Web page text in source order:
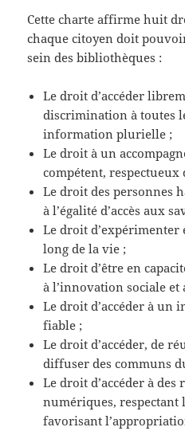
Cette charte affirme huit
chaque citoyen doit
sein des bibliothèques :
Le droit d’accéder
discrimination à toutes
information plurielle ;
Le droit à un
compétent, respectueux
Le droit des personnes
à l’égalité d’accès aux
Le droit d’expérimenter
long de la vie ;
Le droit d’être en
à l’innovation sociale et
Le droit d’accéder à un
fiable ;
Le droit d’accéder, de
diffuser des communs
Le droit d’accéder à des
numériques, respectant
favorisant